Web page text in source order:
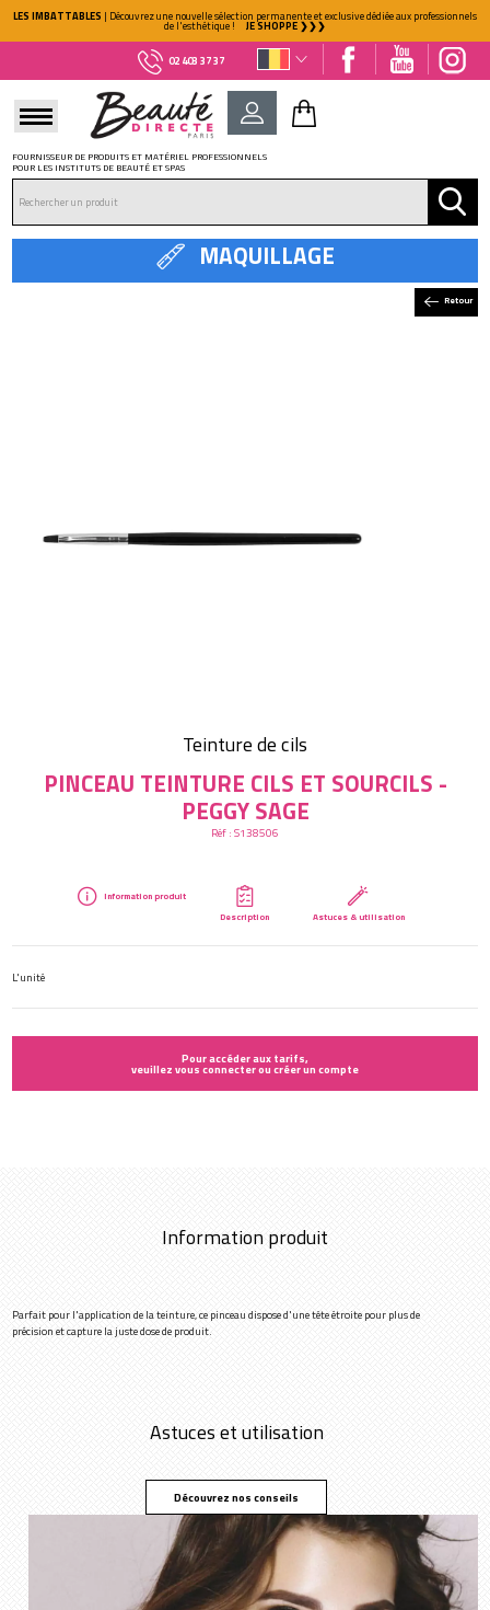
LES IMBATTABLES | Découvrez une nouvelle sélection permanente et exclusive dédiée aux professionnels
de l'esthétique ! JE SHOPPE ❯❯❯
02 403 37 37
FOURNISSEUR DE PRODUITS ET MATÉRIEL PROFESSIONNELS
POUR LES INSTITUTS DE BEAUTÉ ET SPAS
Retour
MAQUILLAGE
Teinture de cils
PINCEAU TEINTURE CILS ET SOURCILS -
PEGGY SAGE
Réf :S138506
Information produit
Description
Astuces & utilisation
L'unité
Pour accéder aux tarifs,
veuillez vous connecter ou créer un compte
Information produit
Parfait pour l'application de la teinture, ce pinceau dispose d'une tête étroite pour plus de
précision et capture la juste dose de produit.
Astuces et utilisation
Découvrez nos conseils